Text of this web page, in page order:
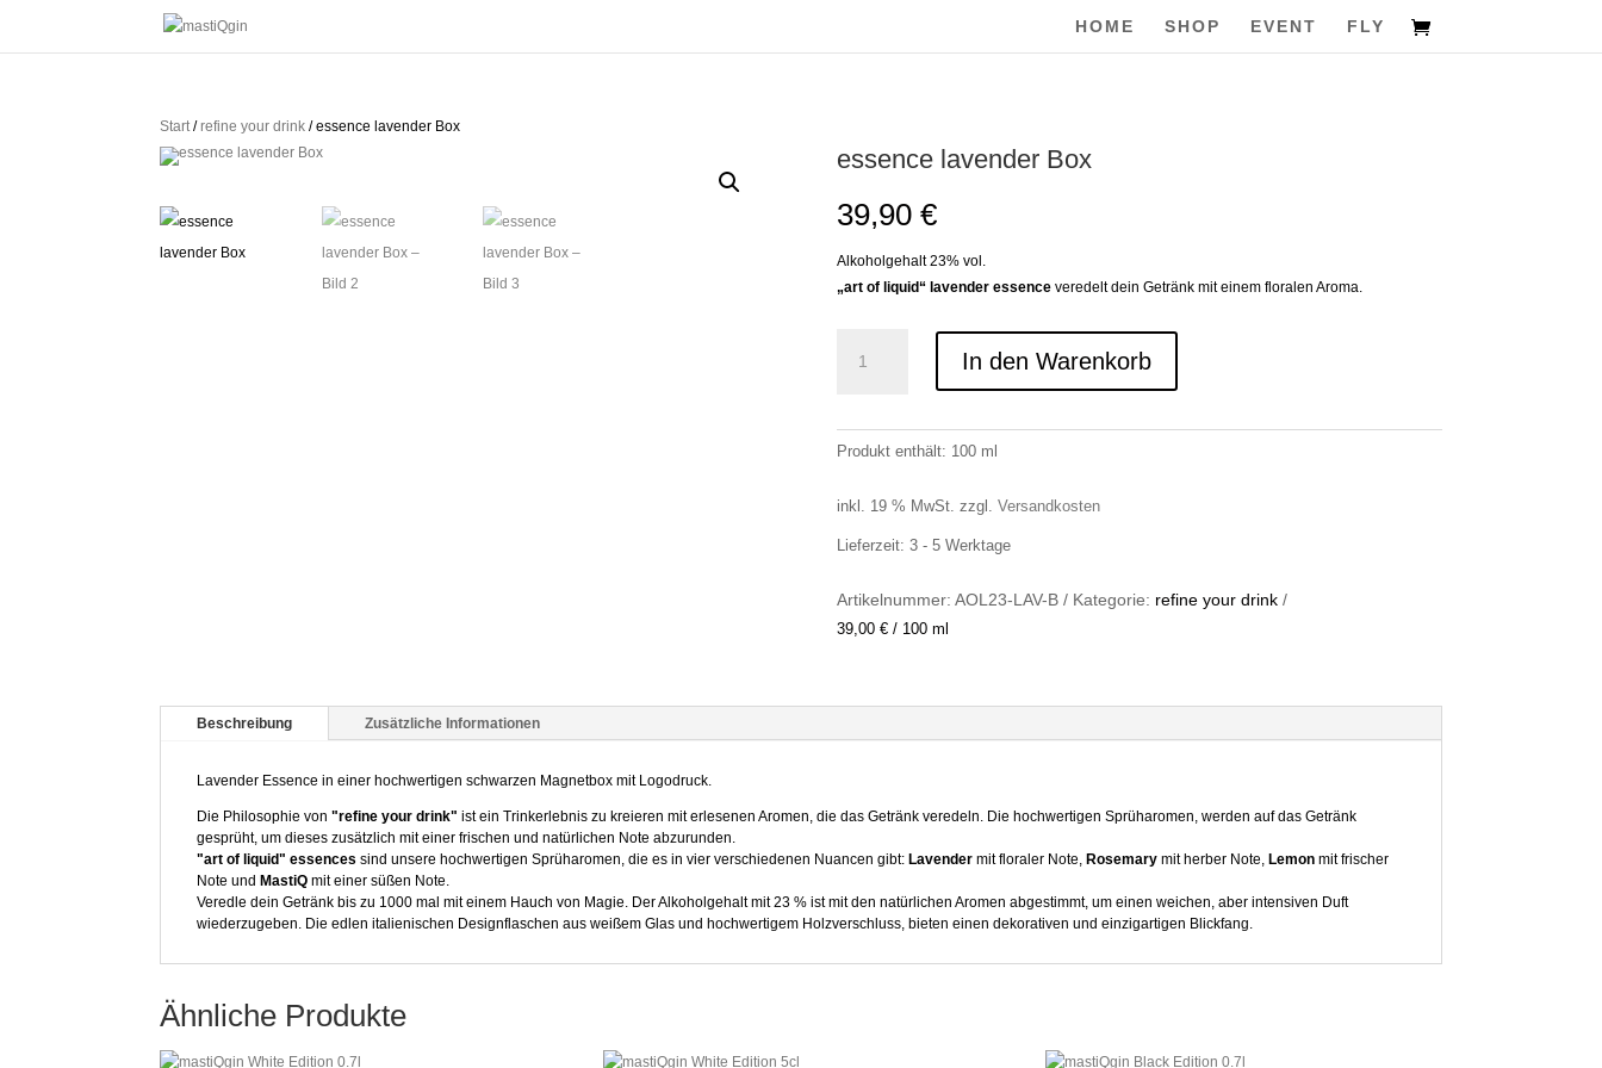
HOME SHOP EVENT FLY
Start/refine your drink / essence lavender Box
essence lavender Box
39,90 €
Alkoholgehalt 23% vol.
„art of liquid“ lavender essence veredelt dein Getränk mit einem floralen Aroma.
Box
Menge In den Warenkorb
Produkt enthält: 100 ml
inkl. 19 % MwSt. zzgl. Versandkosten
Lieferzeit: 3 - 5 Werktage
Artikelnummer: AOL23-LAV-B Kategorie: refine your drink
39,00 €/ 100 ml
Beschreibung Zusätzliche Informationen
Lavender Essence in einer hochwertigen schwarzen Magnetbox mit Logodruck.
Die Philosophie von"refine your drink" ist ein Trinkerlebnis zu kreieren mit erlesenen Aromen, die das Getränk veredeln. Die hochwertigen Sprüharomen, werden auf das Getränk
gesprüht, um dieses zusätzlich mit einer frischen und natürlichen Note abzurunden.
"art of liquid" essences sind unsere hochwertigen Sprüharomen, die es in vier verschiedenen Nuancen gibt: Lavender mit floraler Note, Rosemary mit herber Note, Lemon mit frischer
Note und MastiQ mit einer süßen Note.
Veredle dein Getränk bis zu 1000 mal mit einem Hauch von Magie. Der Alkoholgehalt mit 23 % ist mit den natürlichen Aromen abgestimmt, um einen weichen, aber intensiven Duft
wiederzugeben. Die edlen italienischen Designflaschen aus weißem Glas und hochwertigem Holzverschluss, bieten einen dekorativen und einzigartigen Blickfang.
Ähnliche Produkte